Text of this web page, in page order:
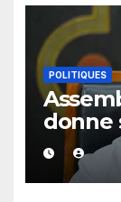
POLITIQUES
donne